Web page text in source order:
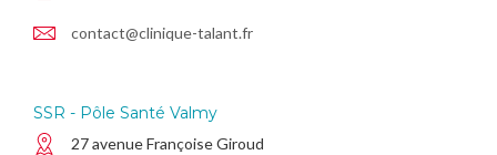
contact@clinique-talant.fr
SSR - Pôle Santé Valmy
27 avenue Françoise Giroud